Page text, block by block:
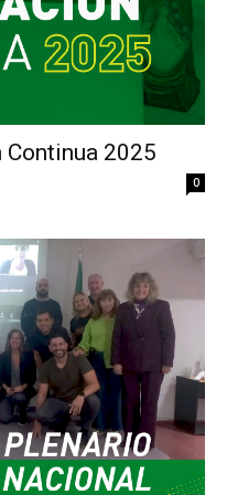
Continua 2025
0